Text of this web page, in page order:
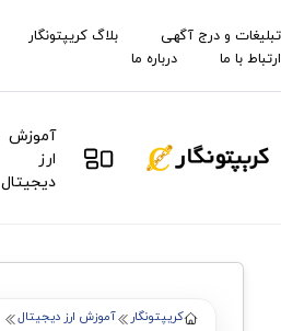
تبلیغات و درج آگهی
بلاگ کریپتونگار
ارتباط با ما
درباره ما
آموزش
ارز
دیجیتال
کریپتونگار
آموزش ارز دیجیتال